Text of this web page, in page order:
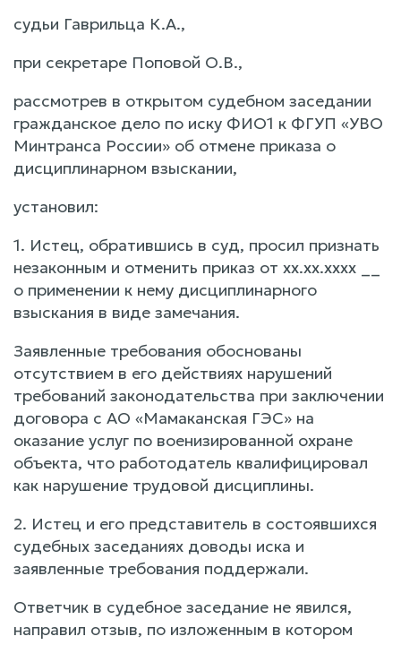
судьи Гаврильца К.А.,
при секретаре Поповой О.В.,
рассмотрев в открытом судебном заседании
гражданское дело по иску ФИО1 к ФГУП «УВО
Минтранса России» об отмене приказа о
дисциплинарном взыскании,
установил:
1. Истец, обратившись в суд, просил признать
незаконным и отменить приказ от xx.xx.xxxx __
о применении к нему дисциплинарного
взыскания в виде замечания.
Заявленные требования обоснованы
отсутствием в его действиях нарушений
требований законодательства при заключении
договора с АО «Мамаканская ГЭС» на
оказание услуг по военизированной охране
объекта, что работодатель квалифицировал
как нарушение трудовой дисциплины.
2. Истец и его представитель в состоявшихся
судебных заседаниях доводы иска и
заявленные требования поддержали.
Ответчик в судебное заседание не явился,
направил отзыв, по изложенным в котором